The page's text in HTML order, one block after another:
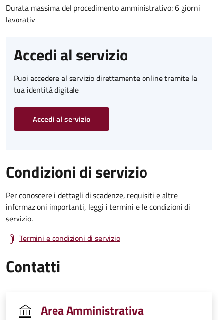
Durata massima del procedimento amministrativo: 6 giorni
lavorativi
Accedi al servizio
Puoi accedere al servizio direttamente online tramite la
tua identità digitale
Accedi al servizio
Condizioni di servizio
Per conoscere i dettagli di scadenze, requisiti e altre
informazioni importanti, leggi i termini e le condizioni di
servizio.
Termini e condizioni di servizio
Contatti
Area Amministrativa